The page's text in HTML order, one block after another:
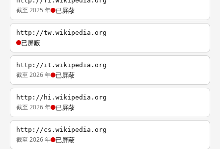
截至 2025 年 已屏蔽
http://tw.wikipedia.org
已屏蔽
http://it.wikipedia.org
截至 2026 年 已屏蔽
http://hi.wikipedia.org
截至 2026 年 已屏蔽
http://cs.wikipedia.org
截至 2026 年 已屏蔽